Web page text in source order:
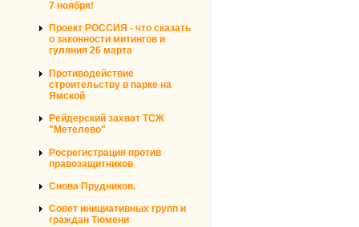
7 ноября!
Проект РОССИЯ - что сказать
о законности митингов и
гуляния 26 марта
Противодействие
строительству в парке на
Ямской
Рейдерский захват ТСЖ
"Метелево"
Росрегистрация против
правозащитников
Снова Прудников.
Совет инициативных групп и
граждан Тюмени